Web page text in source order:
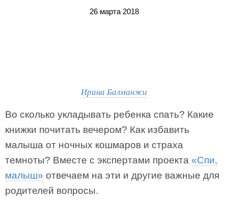
26 марта 2018
Ирина Балманжи
Во сколько укладывать ребенка спать? Какие
книжки почитать вечером? Как избавить
малыша от ночных кошмаров и страха
темноты? Вместе с экспертами проекта «Спи,
малыш» отвечаем на эти и другие важные для
родителей вопросы.